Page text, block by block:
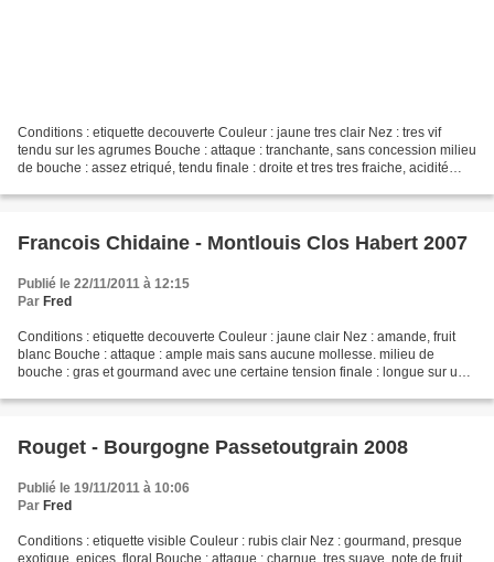
Conditions : etiquette decouverte Couleur : jaune tres clair Nez : tres vif
tendu sur les agrumes Bouche : attaque : tranchante, sans concession milieu
de bouche : assez etriqué, tendu finale : droite et tres tres fraiche, acidité
Francois Chidaine - Montlouis Clos Habert 2007
Publié le 22/11/2011 à 12:15
Par Fred
Conditions : etiquette decouverte Couleur : jaune clair Nez : amande, fruit
blanc Bouche : attaque : ample mais sans aucune mollesse. milieu de
bouche : gras et gourmand avec une certaine tension finale : longue sur une
Rouget - Bourgogne Passetoutgrain 2008
Publié le 19/11/2011 à 10:06
Par Fred
Conditions : etiquette visible Couleur : rubis clair Nez : gourmand, presque
exotique, epices, floral Bouche : attaque : charnue, tres suave, note de fruit